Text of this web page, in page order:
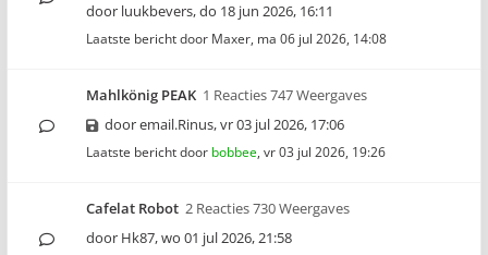
door luukbevers,do 18 jun 2026, 16:11
Laatste bericht door Maxer, ma 06 jul 2026, 14:08
Mahlkönig PEAK 1 Reacties 747 Weergaves
dooremail.Rinus,vr 03 jul 2026, 17:06
Laatste bericht door bobbee, vr 03 jul 2026, 19:26
Cafelat Robot 2 Reacties 730 Weergaves
door Hk87,wo 01 jul 2026, 21:58